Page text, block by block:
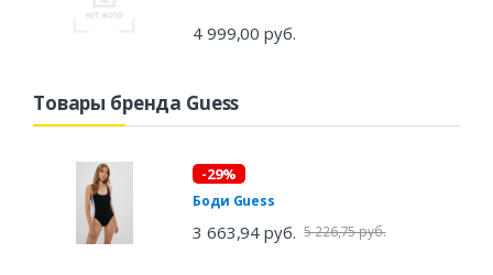
4 999,00 руб.
Товары бренда Guess
-29%
Боди Guess
3 663,94 руб. 5 226,75 руб.